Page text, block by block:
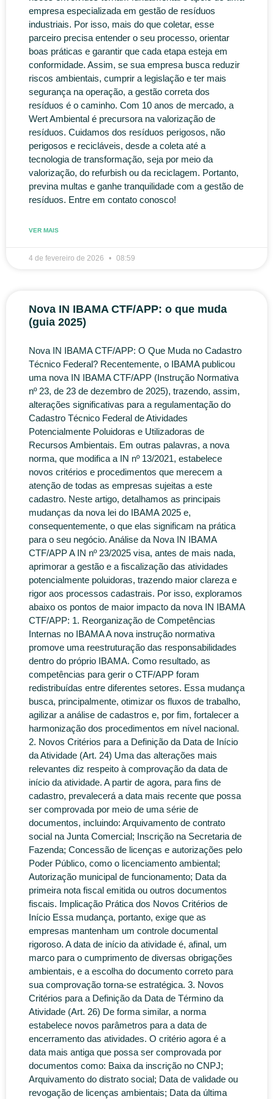
empresa especializada em gestão de resíduos
industriais. Por isso, mais do que coletar, esse
parceiro precisa entender o seu processo, orientar
boas práticas e garantir que cada etapa esteja em
conformidade. Assim, se sua empresa busca reduzir
riscos ambientais, cumprir a legislação e ter mais
segurança na operação, a gestão correta dos
resíduos é o caminho. Com 10 anos de mercado, a
Wert Ambiental é precursora na valorização de
resíduos. Cuidamos dos resíduos perigosos, não
perigosos e recicláveis, desde a coleta até a
tecnologia de transformação, seja por meio da
valorização, do refurbish ou da reciclagem. Portanto,
previna multas e ganhe tranquilidade com a gestão de
resíduos. Entre em contato conosco!
VER MAIS
4 de fevereiro de 2026 08:59
Nova IN IBAMA CTF/APP: o que muda
(guia 2025)
Nova IN IBAMA CTF/APP: O Que Muda no Cadastro
Técnico Federal? Recentemente, o IBAMA publicou
uma nova IN IBAMA CTF/APP (Instrução Normativa
nº 23, de 23 de dezembro de 2025), trazendo, assim,
alterações significativas para a regulamentação do
Cadastro Técnico Federal de Atividades
Potencialmente Poluidoras e Utilizadoras de
Recursos Ambientais. Em outras palavras, a nova
norma, que modifica a IN nº 13/2021, estabelece
novos critérios e procedimentos que merecem a
atenção de todas as empresas sujeitas a este
cadastro. Neste artigo, detalhamos as principais
mudanças da nova lei do IBAMA 2025 e,
consequentemente, o que elas significam na prática
para o seu negócio. Análise da Nova IN IBAMA
CTF/APP A IN nº 23/2025 visa, antes de mais nada,
aprimorar a gestão e a fiscalização das atividades
potencialmente poluidoras, trazendo maior clareza e
rigor aos processos cadastrais. Por isso, exploramos
abaixo os pontos de maior impacto da nova IN IBAMA
CTF/APP: 1. Reorganização de Competências
Internas no IBAMA A nova instrução normativa
promove uma reestruturação das responsabilidades
dentro do próprio IBAMA. Como resultado, as
competências para gerir o CTF/APP foram
redistribuídas entre diferentes setores. Essa mudança
busca, principalmente, otimizar os fluxos de trabalho,
agilizar a análise de cadastros e, por fim, fortalecer a
harmonização dos procedimentos em nível nacional.
2. Novos Critérios para a Definição da Data de Início
da Atividade (Art. 24) Uma das alterações mais
relevantes diz respeito à comprovação da data de
início da atividade. A partir de agora, para fins de
cadastro, prevalecerá a data mais recente que possa
ser comprovada por meio de uma série de
documentos, incluindo: Arquivamento de contrato
social na Junta Comercial; Inscrição na Secretaria de
Fazenda; Concessão de licenças e autorizações pelo
Poder Público, como o licenciamento ambiental;
Autorização municipal de funcionamento; Data da
primeira nota fiscal emitida ou outros documentos
fiscais. Implicação Prática dos Novos Critérios de
Início Essa mudança, portanto, exige que as
empresas mantenham um controle documental
rigoroso. A data de início da atividade é, afinal, um
marco para o cumprimento de diversas obrigações
ambientais, e a escolha do documento correto para
sua comprovação torna-se estratégica. 3. Novos
Critérios para a Definição da Data de Término da
Atividade (Art. 26) De forma similar, a norma
estabelece novos parâmetros para a data de
encerramento das atividades. O critério agora é a
data mais antiga que possa ser comprovada por
documentos como: Baixa da inscrição no CNPJ;
Arquivamento do distrato social; Data de validade ou
revogação de licenças ambientais; Data da última